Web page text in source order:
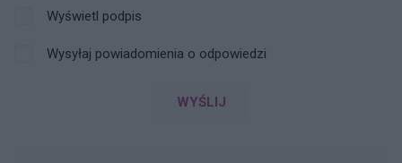
Wyświetl podpis
Wysyłaj powiadomienia o odpowiedzi
WYŚLIJ